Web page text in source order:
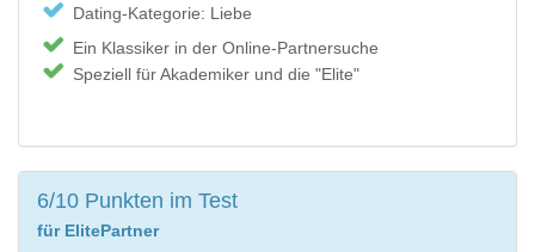
Dating-Kategorie: Liebe
Ein Klassiker in der Online-Partnersuche
Speziell für Akademiker und die "Elite"
6/10 Punkten im Test
für ElitePartner